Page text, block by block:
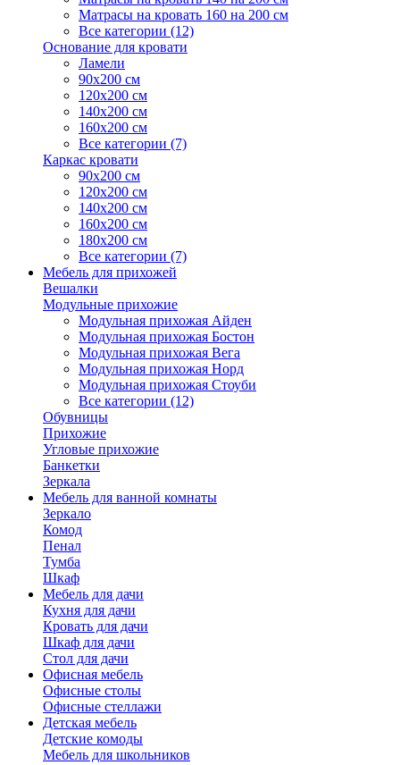
Матрасы на кровать 160 на 200 см
Все категории (12)
Основание для кровати
Ламели
90х200 см
120х200 см
140х200 см
160х200 см
Все категории (7)
Каркас кровати
90х200 см
120х200 см
140х200 см
160х200 см
180х200 см
Все категории (7)
Мебель для прихожей
Вешалки
Модульные прихожие
Модульная прихожая Айден
Модульная прихожая Бостон
Модульная прихожая Вега
Модульная прихожая Норд
Модульная прихожая Стоуби
Все категории (12)
Обувницы
Прихожие
Угловые прихожие
Банкетки
Зеркала
Мебель для ванной комнаты
Зеркало
Комод
Пенал
Тумба
Шкаф
Мебель для дачи
Кухня для дачи
Кровать для дачи
Шкаф для дачи
Стол для дачи
Офисная мебель
Офисные столы
Офисные стеллажи
Детская мебель
Детские комоды
Мебель для школьников